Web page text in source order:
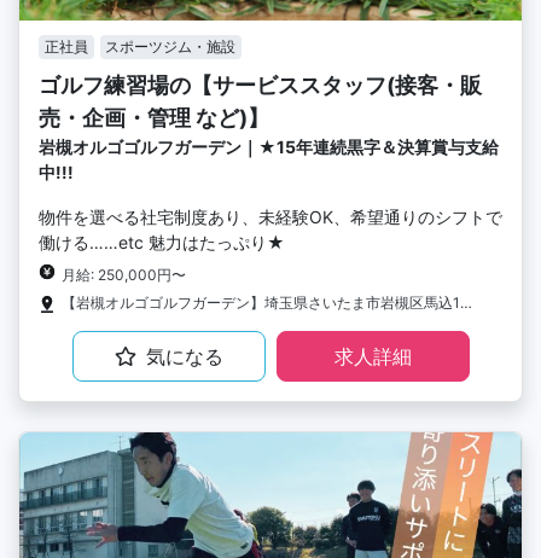
正社員 スポーツジム・施設
ゴルフ練習場の【サービススタッフ(接客・販
売・企画・管理 など)】
岩槻オルゴゴルフガーデン｜★15年連続黒字＆決算賞与支給
中!!!
物件を選べる社宅制度あり、未経験OK、希望通りのシフトで
働ける……etc 魅力はたっぷり★
月給: 250,000円〜
【岩槻オルゴゴルフガーデン】埼玉県さいたま市岩槻区馬込1125-1
気になる 求人詳細